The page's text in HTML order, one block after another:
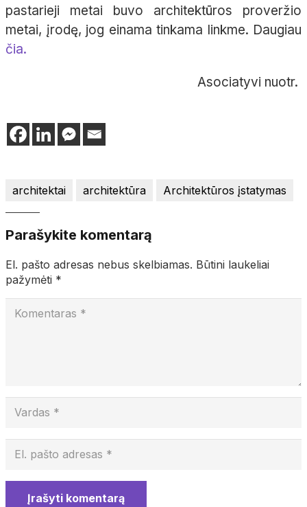
pastarieji metai buvo architektūros proveržio
metai, įrodę, jog einama tinkama linkme. Daugiau
čia.
Asociatyvi nuotr.
architektai architektūra Architektūros įstatymas
Parašykite komentarą
El. pašto adresas nebus skelbiamas. Būtini laukeliai
pažymėti *
Įrašyti komentarą